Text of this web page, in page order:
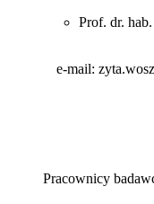
Prof. dr.
St.
e-mail:
e-mail: